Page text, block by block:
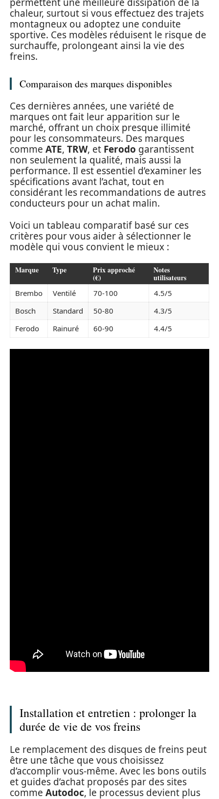
chaleur, surtout si vous effectuez des trajets
montagneux ou adoptez une conduite
sportive. Ces modèles réduisent le risque de
surchauffe, prolongeant ainsi la vie des
freins.
Comparaison des marques disponibles
Ces dernières années, une variété de
marques ont fait leur apparition sur le
marché, offrant un choix presque illimité
pour les consommateurs. Des marques
comme ATE, TRW, et Ferodo garantissent
non seulement la qualité, mais aussi la
performance. Il est essentiel d’examiner les
spécifications avant l’achat, tout en
considérant les recommandations de autres
conducteurs pour un achat malin.
Voici un tableau comparatif basé sur ces
critères pour vous aider à sélectionner le
modèle qui vous convient le mieux :
Marque Type Prix approché
(€)
Notes
utilisateurs
Brembo Ventilé 70-100
4.5/5
Bosch
Standard 50-80
4.3/5
Ferodo
Rainuré 60-90 4.4/5
Installation et entretien : prolonger la
durée de vie de vos freins
Le remplacement des disques de freins peut
être une tâche que vous choisissez
d’accomplir vous-même. Avec les bons outils
et guides d’achat proposés par des sites
comme Autodoc, le processus devient plus